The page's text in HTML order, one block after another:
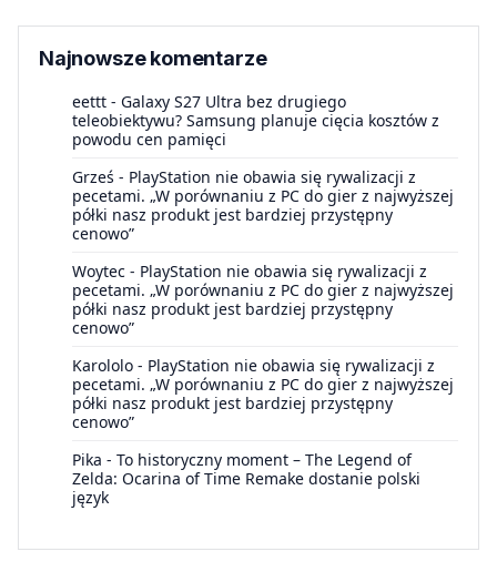
Najnowsze komentarze
eettt - Galaxy S27 Ultra bez drugiego
teleobiektywu? Samsung planuje cięcia kosztów z
powodu cen pamięci
Grześ - PlayStation nie obawia się rywalizacji z
pecetami. „W porównaniu z PC do gier z najwyższej
półki nasz produkt jest bardziej przystępny
cenowo”
Woytec - PlayStation nie obawia się rywalizacji z
pecetami. „W porównaniu z PC do gier z najwyższej
półki nasz produkt jest bardziej przystępny
cenowo”
Karololo - PlayStation nie obawia się rywalizacji z
pecetami. „W porównaniu z PC do gier z najwyższej
półki nasz produkt jest bardziej przystępny
cenowo”
Pika - To historyczny moment – The Legend of
Zelda: Ocarina of Time Remake dostanie polski
język